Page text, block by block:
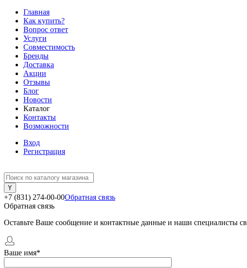
Главная
Как купить?
Вопрос ответ
Услуги
Совместимость
Бренды
Доставка
Акции
Отзывы
Блог
Новости
Каталог
Контакты
Возможности
Вход
Регистрация
+7 (831) 274-00-00Обратная связь
Обратная связь
Оставьте Ваше сообщение и контактные данные и наши специалисты
Ваше имя*